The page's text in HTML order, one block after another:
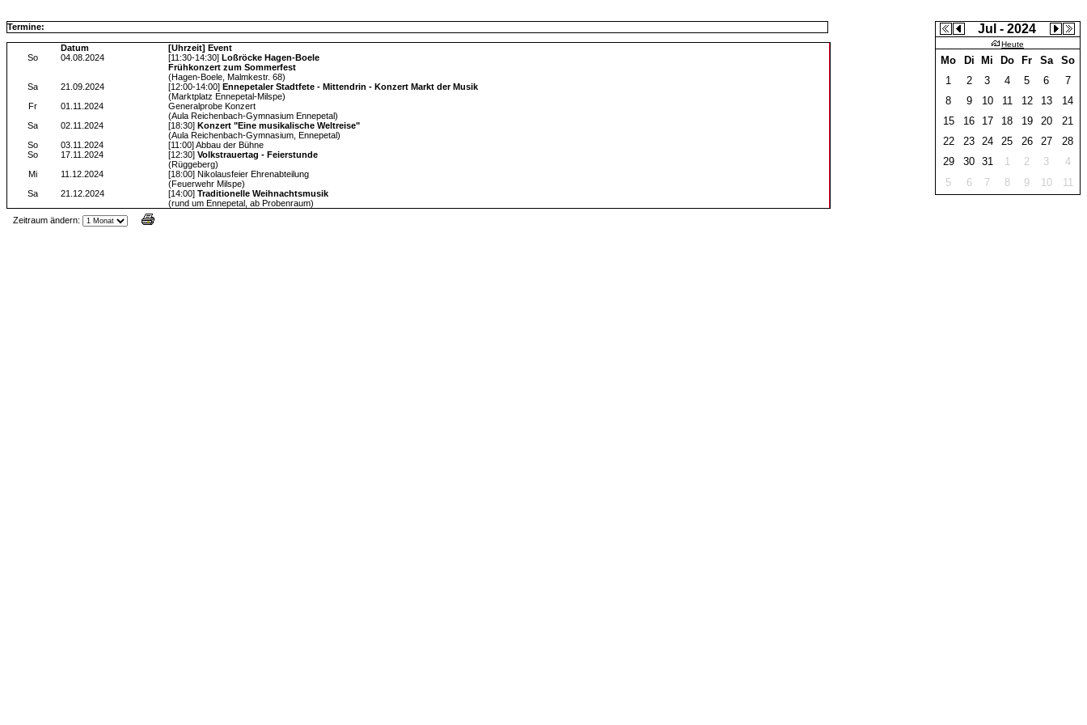
Termine:
Datum
[Uhrzeit] Event
So
04.08.2024 [11:30-14:30]Loßröcke Hagen-Boele
Frühkonzert zum Sommerfest
(Hagen-Boele, Malmkestr. 68)
Sa
21.09.2024 [12:00-14:00] Ennepetaler Stadtfete - Mittendrin - Konzert Markt der Musik
(Marktplatz Ennepetal-Milspe)
Fr
01.11.2024
Generalprobe Konzert
(Aula Reichenbach-Gymnasium Ennepetal)
Sa
02.11.2024 [18:30]Konzert "Eine musikalische Weltreise"
(Aula Reichenbach-Gymnasium, Ennepetal)
So
03.11.2024
[11:00] Abbau der Bühne
So
17.11.2024 [12:30]Volkstrauertag - Feierstunde
(Rüggeberg)
Mi
11.12.2024
[18:00] Nikolausfeier Ehrenabteilung
(Feuerwehr Milspe)
Sa
21.12.2024 [14:00]Traditionelle Weihnachtsmusik
(rund um Ennepetal, ab Probenraum)
Zeitraum ändern:
Jul - 2024
Heute
Mo Di Mi Do Fr Sa
So
1
2 3 4 5 6
7
8
9 10 11 12 13
14
15
16 17 18 19 20
21
22
23 24 25 26 27
28
29
30 31 1 2 3
4
5
6 7 8 9 10 11